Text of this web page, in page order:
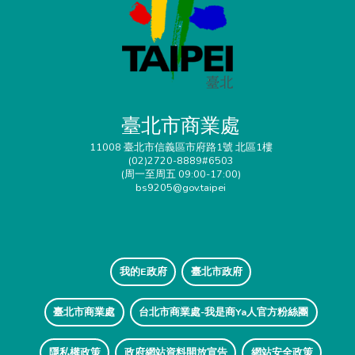
臺北市商業處
11008 臺北市信義區市府路1號 北區1樓
(02)2720-8889#6503
(周一至周五 09:00-17:00)
bs9205@gov.taipei
我的E政府 臺北市政府
臺北市商業處 台北市商業處-我是商Ya人官方粉絲團